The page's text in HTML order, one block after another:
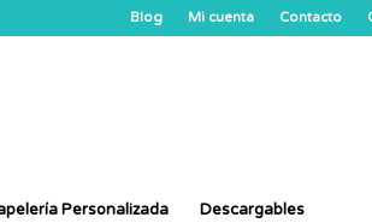
Blog Mi cuenta Contacto
Personalizada Descargables